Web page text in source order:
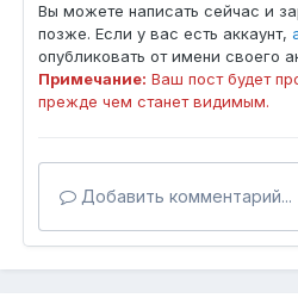
Вы можете написать сейчас и
позже. Если у вас есть аккаунт,
опубликовать от имени своего
Примечание: Ваш пост будет
прежде чем станет видимым.
Добавить комментарий...